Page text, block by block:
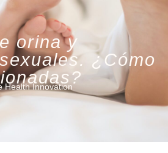
orina y
¿Cómo
Health Innovation